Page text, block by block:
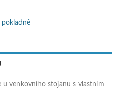
pokladně
venkovního stojanu s vlastním